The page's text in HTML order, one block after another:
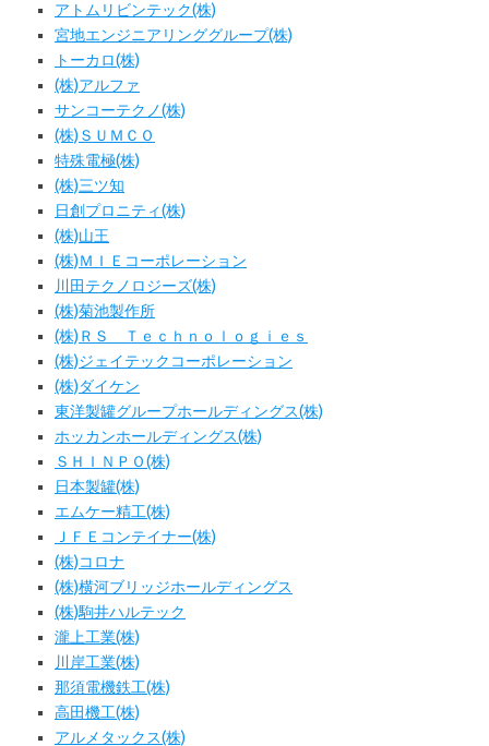
アトムリビンテック(株)
宮地エンジニアリンググループ(株)
トーカロ(株)
(株)アルファ
サンコーテクノ(株)
(株)ＳＵＭＣＯ
特殊電極(株)
(株)三ツ知
日創プロニティ(株)
(株)山王
(株)ＭＩＥコーポレーション
川田テクノロジーズ(株)
(株)菊池製作所
(株)ＲＳ Ｔｅｃｈｎｏｌｏｇｉｅｓ
(株)ジェイテックコーポレーション
(株)ダイケン
東洋製罐グループホールディングス(株)
ホッカンホールディングス(株)
ＳＨＩＮＰＯ(株)
日本製罐(株)
エムケー精工(株)
ＪＦＥコンテイナー(株)
(株)コロナ
(株)横河ブリッジホールディングス
(株)駒井ハルテック
瀧上工業(株)
川岸工業(株)
那須電機鉄工(株)
高田機工(株)
アルメタックス(株)